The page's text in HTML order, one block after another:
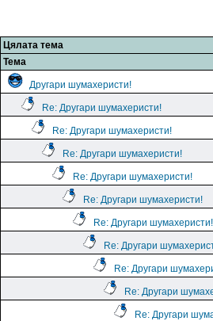
Цялата тема
Тема
Другари шумахеристи!
Re: Другари шумахеристи!
Re: Другари шумахеристи!
Re: Другари шумахеристи!
Re: Другари шумахеристи!
Re: Другари шумахеристи!
Re: Другари шумахеристи!
Re: Другари
Re: Другари
Re: Другари
Re: Другари